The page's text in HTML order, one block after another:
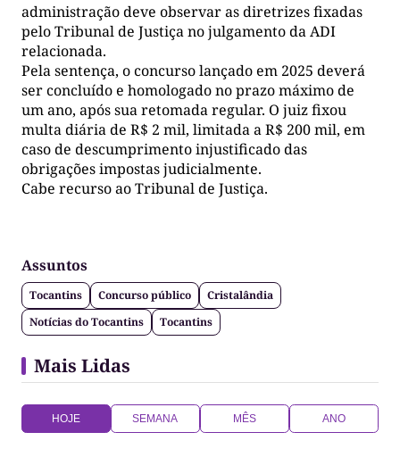
administração deve observar as diretrizes fixadas
pelo Tribunal de Justiça no julgamento da ADI
relacionada.
Pela sentença, o concurso lançado em 2025 deverá
ser concluído e homologado no prazo máximo de
um ano, após sua retomada regular. O juiz fixou
multa diária de R$ 2 mil, limitada a R$ 200 mil, em
caso de descumprimento injustificado das
obrigações impostas judicialmente.
Cabe recurso ao Tribunal de Justiça.
Assuntos
Tocantins Concurso público
Cristalândia
Notícias do Tocantins
Tocantins
Mais Lidas
HOJE SEMANA MÊS ANO